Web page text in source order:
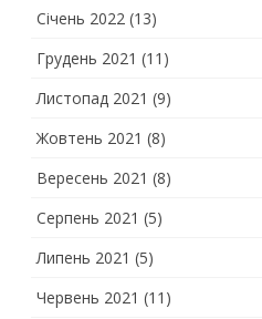
Січень 2022 (13)
Грудень 2021 (11)
Листопад 2021 (9)
Жовтень 2021 (8)
Вересень 2021 (8)
Серпень 2021 (5)
Липень 2021 (5)
Червень 2021 (11)